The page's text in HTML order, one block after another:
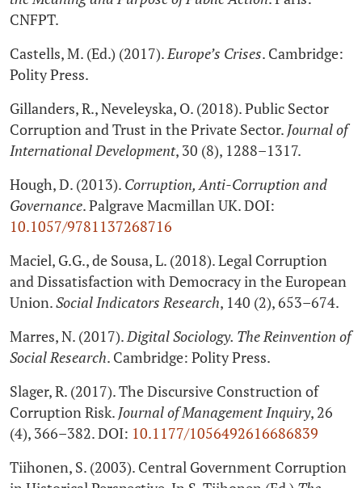
CNFPT.
Castells, M. (Ed.) (2017).Europe’s Crises. Cambridge:
Polity Press.
Gillanders, R., Neveleyska, O. (2018). Public Sector
Corruption and Trust in the Private Sector. Journal of
International Development, 30 (8), 1288–1317.
Hough, D. (2013). Corruption, Anti-Corruption and
Governance. Palgrave Macmillan UK. DOI:
10.1057/9781137268716
Maciel, G.G., de Sousa, L. (2018). Legal Corruption
and Dissatisfaction with Democracy in the European
Union.Social Indicators Research, 140 (2), 653–674.
Marres, N. (2017).Digital Sociology. The Reinvention of
Social Research. Cambridge: Polity Press.
Slager, R. (2017). The Discursive Construction of
Corruption Risk. Journal of Management Inquiry, 26
(4), 366–382. DOI: 10.1177/1056492616686839
Tiihonen, S. (2003). Central Government Corruption